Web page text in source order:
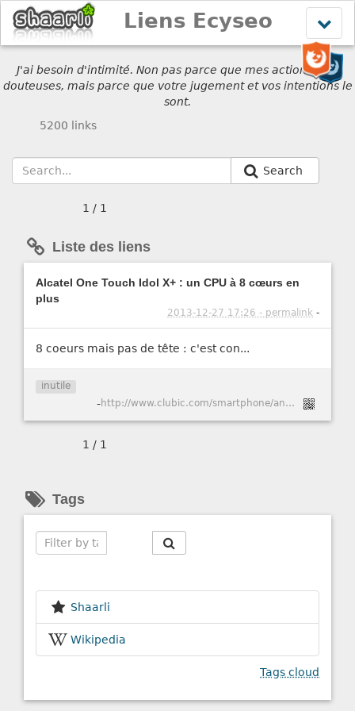
le
menu
Liens Ecyseo
J'ai besoin d'intimité. Non pas parce que mes actions sont
douteuses, mais parce que votre jugement et vos intentions le
sont.
5200 links
Search
1 / 1
Liste des liens
Alcatel One Touch Idol X+ : un CPU à 8 cœurs en
plus
2013-12-27 17:26 - permalink -
8 coeurs mais pas de tête : c'est con...
inutile
- http://www.clubic.com/smartphone/android/actualite-609318-alcatel-one-touch-idol-plus-cpu-huit-coeurs.html
1 / 1
Tags
Shaarli
Wikipedia
Tags cloud